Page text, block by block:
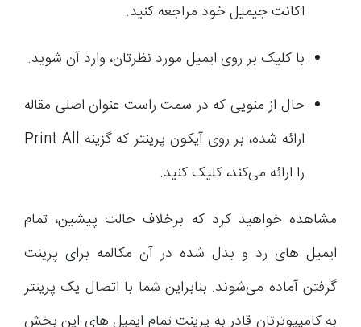
اکانت جیمیل خود مراجعه کنید.
با کلیک بر روی ایمیل مورد نظرتان، وارد آن شوید.
حال از منویی که در سمت راست عنوان اصلی مقاله
ارائه شده، بر روی آیکون پرینتر که گزینه Print All
را ارائه می‌کند، کلیک کنید.
مشاهده خواهید کرد که برخلاف حالت پیشین، تمام
ایمیل های رد و بدل شده در آن مکالمه برای پرینت
گرفتن آماده می‌شوند. بنابراین شما با اتصال یک پرینتر
به کامپیوترتان قادر به پرینت تمام ایمیل های این بخش